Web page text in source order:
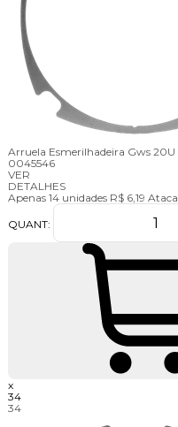
Arruela Esmerilhadeira Gws
0045546
VER
DETALHES
Apenas 14 unidades R$ 6,19
QUANT:
x
34
34